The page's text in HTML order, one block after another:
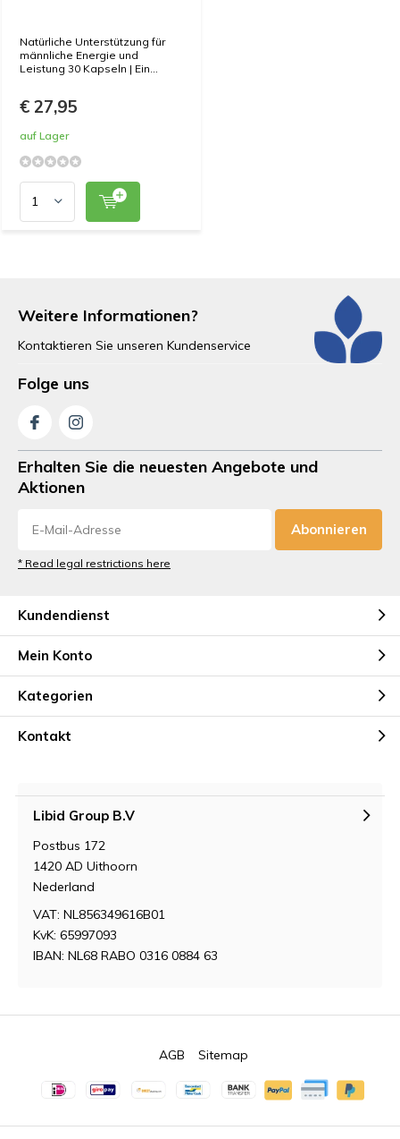
Natürliche Unterstützung für
männliche Energie und
Leistung 30 Kapseln | Ein...
€ 27,95
auf Lager
Weitere Informationen?
Kontaktieren Sie unseren Kundenservice
Folge uns
Erhalten Sie die neuesten Angebote und
Aktionen
Abonnieren
* Read legal restrictions here
Kundendienst
Mein Konto
Kategorien
Kontakt
Libid Group B.V
Postbus 172
1420 AD Uithoorn
Nederland
VAT: NL856349616B01
KvK: 65997093
IBAN: NL68 RABO 0316 0884 63
AGB Sitemap